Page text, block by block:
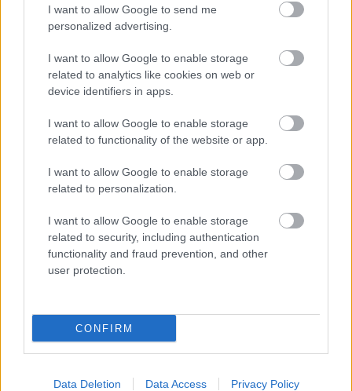
I want to allow Google to send me
personalized advertising.
I want to allow Google to enable storage
related to analytics like cookies on web or
device identifiers in apps.
I want to allow Google to enable storage
related to functionality of the website or app.
I want to allow Google to enable storage
related to personalization.
I want to allow Google to enable storage
related to security, including authentication
functionality and fraud prevention, and other
user protection.
CONFIRM
Data Deletion Data Access Privacy Policy